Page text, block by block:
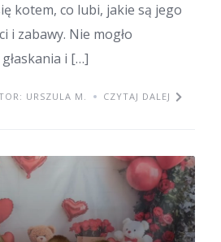
kotem, co lubi, jakie są jego
i zabawy. Nie mogło
i […]
URSZULA M. CZYTAJ DALEJ